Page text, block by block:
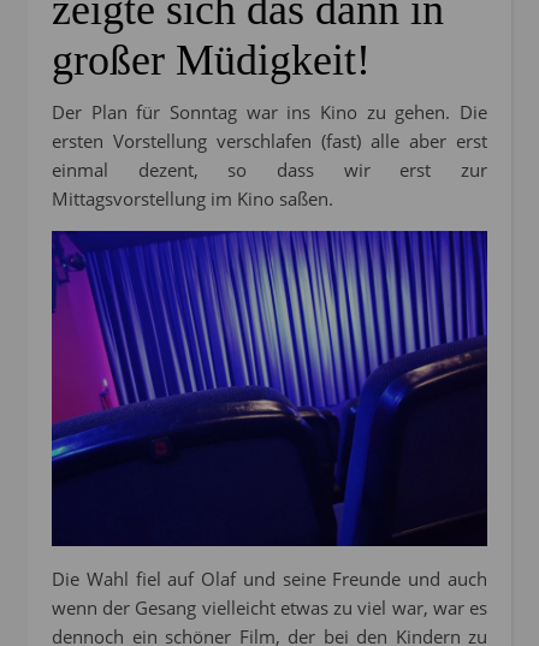
zeigte sich das dann in
großer Müdigkeit!
Der Plan für Sonntag war ins Kino zu gehen. Die
ersten Vorstellung verschlafen (fast) alle aber erst
einmal dezent, so dass wir erst zur
Mittagsvorstellung im Kino saßen.
Die Wahl fiel auf Olaf und seine Freunde und auch
wenn der Gesang vielleicht etwas zu viel war, war es
dennoch ein schöner Film, der bei den Kindern zu